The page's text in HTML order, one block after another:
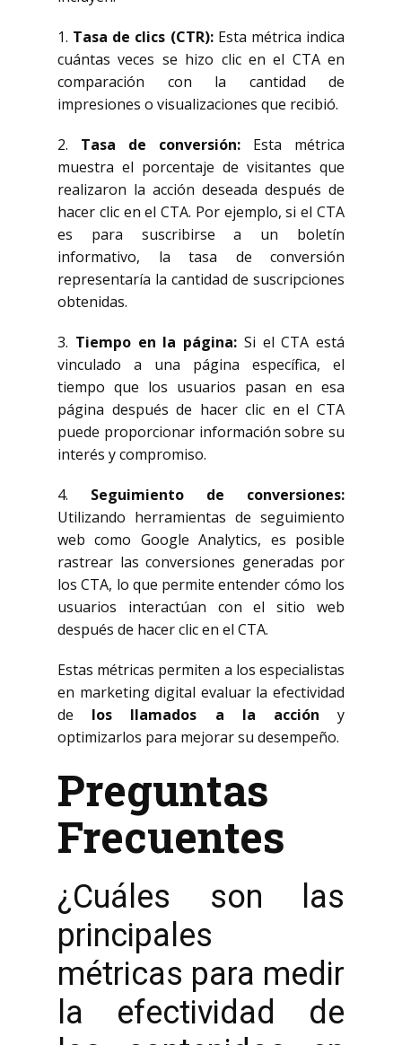
1. Tasa de clics (CTR):Esta métrica indica
cuántas veces se hizo clic en el CTA en
comparación con la cantidad de
impresiones o visualizaciones que recibió.
2. Tasa de conversión: Esta métrica
muestra el porcentaje de visitantes que
realizaron la acción deseada después de
hacer clic en el CTA. Por ejemplo, si el CTA
es para suscribirse a un boletín
informativo, la tasa de conversión
representaría la cantidad de suscripciones
obtenidas.
3. Tiempo en la página: Si el CTA está
vinculado a una página específica, el
tiempo que los usuarios pasan en esa
página después de hacer clic en el CTA
puede proporcionar información sobre su
interés y compromiso.
4. Seguimiento de conversiones:
Utilizando herramientas de seguimiento
web como Google Analytics, es posible
rastrear las conversiones generadas por
los CTA, lo que permite entender cómo los
usuarios interactúan con el sitio web
después de hacer clic en el CTA.
Estas métricas permiten a los especialistas
en marketing digital evaluar la efectividad
de los llamados a la acción y
optimizarlos para mejorar su desempeño.
Preguntas
Frecuentes
¿Cuáles son las
principales
métricas para medir
la efectividad de